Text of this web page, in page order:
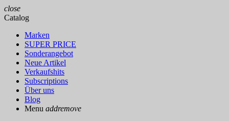
close
Catalog
Marken
SUPER PRICE
Sonderangebot
Neue Artikel
Verkaufshits
Subscriptions
Über uns
Blog
Menu addremove